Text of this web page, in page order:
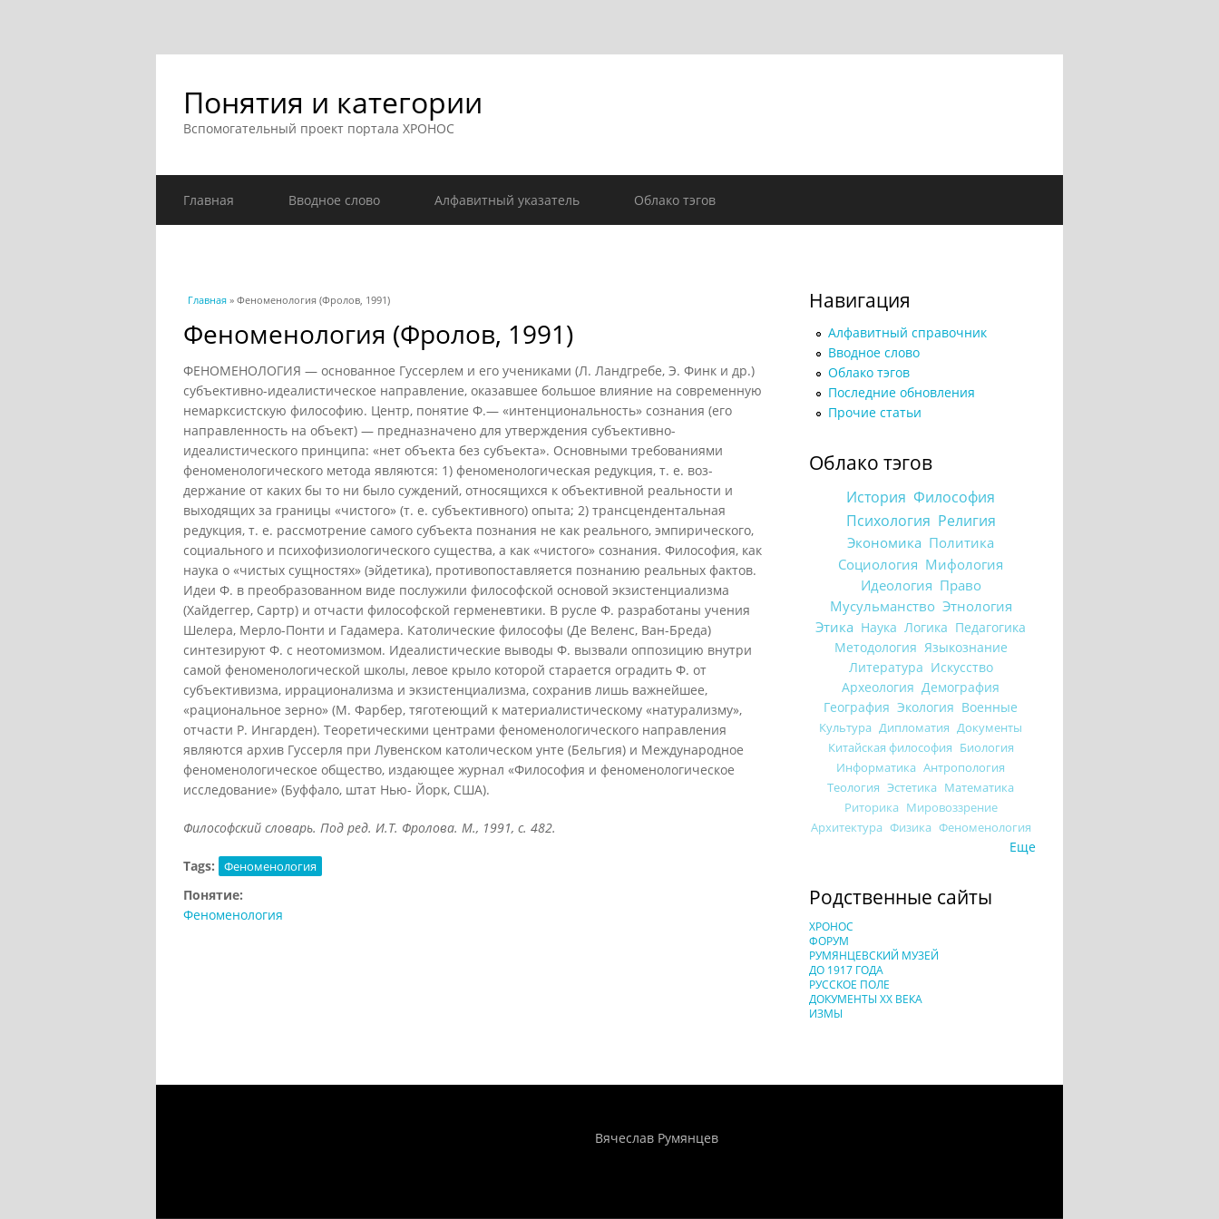
Понятия и категории
Вспомогательный проект портала ХРОНОС
Главная Вводное слово Алфавитный указатель Облако тэгов
Вы здесь
Главная » Феноменология (Фролов, 1991)
Феноменология (Фролов, 1991)
ФЕНОМЕНОЛОГИЯ — основанное Гуссерлем и его учениками (Л. Ландгребе, Э. Финк и др.)
субъективно-идеалистическое направление, оказавшее большое влияние на современную
немарксистскую философию. Центр, понятие Ф.— «интенциональность» сознания (его
направленность на объект) — предназначено для утверждения субъективно-
идеалистического принципа: «нет объекта без субъекта». Основными требованиями
феноменологического метода являются: 1) феноменологическая редукция, т. е. воз-
держание от каких бы то ни было суждений, относящихся к объективной реальности и
выходящих за границы «чистого» (т. е. субъективного) опыта; 2) трансцендентальная
редукция, т. е. рассмотрение самого субъекта познания не как реального, эмпирического,
социального и психофизиологического существа, а как «чистого» сознания. Философия, как
наука о «чистых сущностях» (эйдетика), противопоставляется познанию реальных фактов.
Идеи Ф. в преобразованном виде послужили философской основой экзистенциализма
(Хайдеггер, Сартр) и отчасти философской герменевтики. В русле Ф. разработаны учения
Шелера, Мерло-Понти и Гадамера. Католические философы (Де Веленс, Ван-Бреда)
синтезируют Ф. с неотомизмом. Идеалистические выводы Ф. вызвали оппозицию внутри
самой феноменологической школы, левое крыло которой старается оградить Ф. от
субъективизма, иррационализма и экзистенциализма, сохранив лишь важнейшее,
«рациональное зерно» (М. Фарбер, тяготеющий к материалистическому «натурализму»,
отчасти Р. Ингарден). Теоретическими центрами феноменологического направления
являются архив Гуссерля при Лувенском католическом унте (Бельгия) и Международное
феноменологическое общество, издающее журнал «Философия и феноменологическое
исследование» (Буффало, штат Нью- Йорк, США).
Философский словарь. Под ред. И.Т. Фролова. М., 1991, с. 482.
Tags: Феноменология
Понятие:
Феноменология
Навигация
Алфавитный справочник
Вводное слово
Облако тэгов
Последние обновления
Прочие статьи
Облако тэгов
История Философия
Психология Религия
Экономика Политика
Социология Мифология
Идеология Право
Мусульманство Этнология
Этика Наука Логика Педагогика
Методология Языкознание
Литература Искусство
Археология Демография
География Экология Военные
Культура Дипломатия Документы
Китайская философия Биология
Информатика Антропология
Теология Эстетика Математика
Риторика Мировоззрение
Архитектура Физика Феноменология
Еще
Родственные сайты
ХРОНОС
ФОРУМ
РУМЯНЦЕВСКИЙ МУЗЕЙ
ДО 1917 ГОДА
РУССКОЕ ПОЛЕ
ДОКУМЕНТЫ XX ВЕКА
ИЗМЫ
Вячеслав Румянцев